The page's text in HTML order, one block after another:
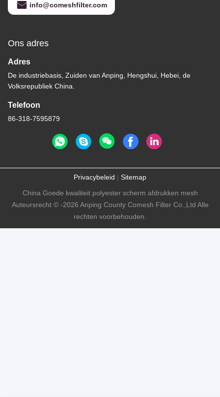
info@comeshfilter.com
Ons adres
Adres
De industriebasis, Zuiden van Anping, Hengshui, Hebei, de
Volksrepubliek China.
Telefoon
86-318-7595879
Privacybeleid | Sitemap
China Goede kwaliteit polyester scherm afdrukken mesh
Auteursrecht © -2026 Anping County Comesh Filter Co.,Ltd Alle
rechten voorbehouden.